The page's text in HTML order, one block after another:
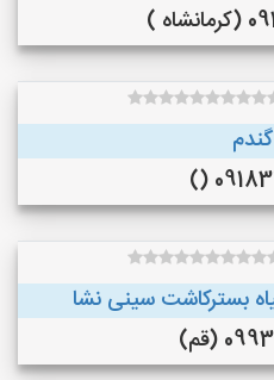
)
بسترکاشت سینی نشا
(قم)